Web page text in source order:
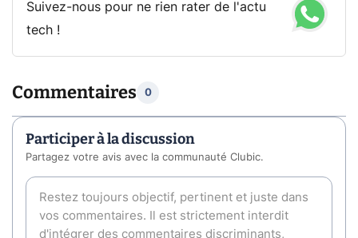
Suivez-nous pour ne rien rater de l'actu
tech !
Commentaires 0
Participer à la discussion
Partagez votre avis avec la communauté Clubic.